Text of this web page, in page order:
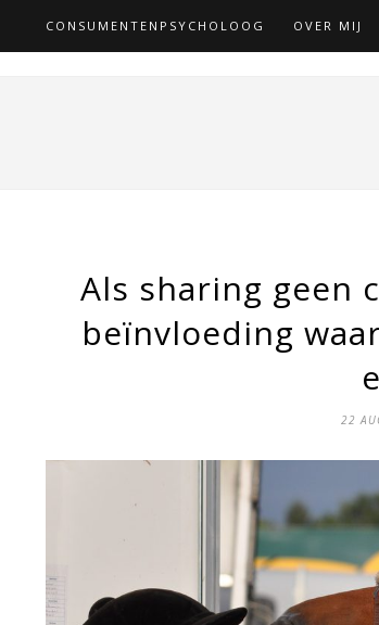
CONSUMENTENPSYCHOLOOG OVER MIJ
Als sharing geen
beïnvloeding
22